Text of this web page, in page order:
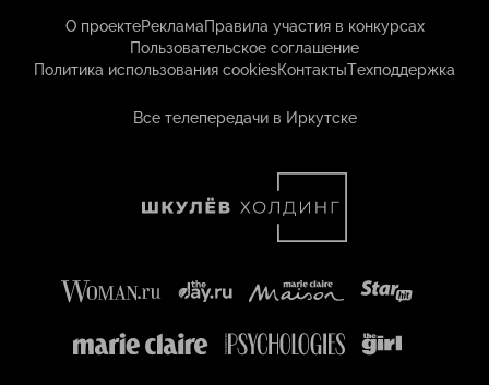
О проектеРекламаПравила участия в конкурсах
Пользовательское соглашение
Политика использования cookiesКонтактыТехподдержка
Все телепередачи в Иркутске